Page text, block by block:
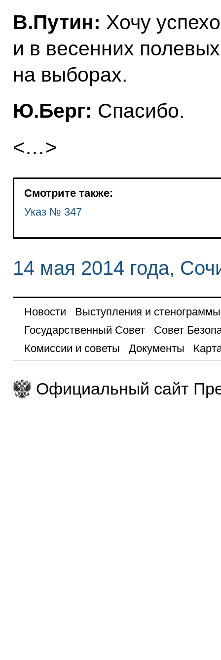
В.Путин: Хочу
и в весенних
на выборах.
Ю.Берг: Спасибо.
<…>
Смотрите также:
Указ № 347
14 мая 2014 года,
Новости
Выступления и стенограммы
Государственный Совет
Совет
Комиссии и советы
Документы
Официальный сайт